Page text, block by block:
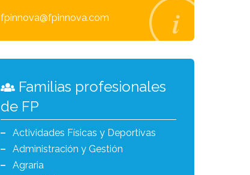
fpinnova@fpinnova.com
Familias profesionales
de FP
Actividades Físicas y Deportivas
Administración y Gestión
Agraria